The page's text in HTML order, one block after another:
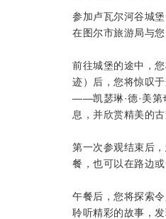
参加卢瓦尔河谷城
在图尔市旅游局与
前往城堡的途中，
迹）后，您将惊叹
——凯瑟琳·德·美第
息，并欣赏精美的
第一次参观结束后
餐，也可以在路边
午餐后，您将探索
聆听精彩的故事，